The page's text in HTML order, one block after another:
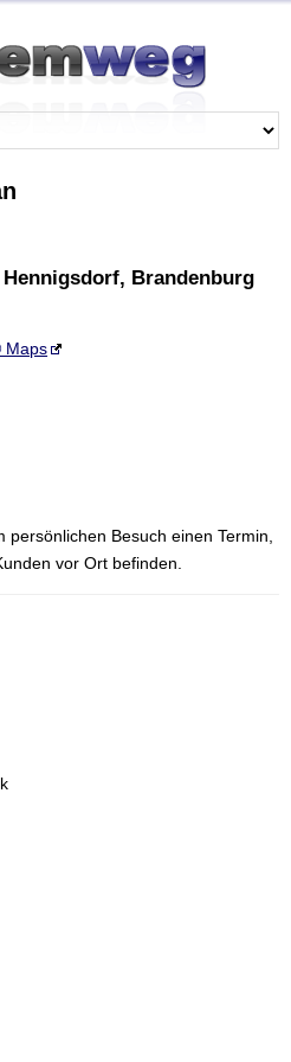
Brandenburg
Maps
Besuch einen Termin,
vor Ort befinden.